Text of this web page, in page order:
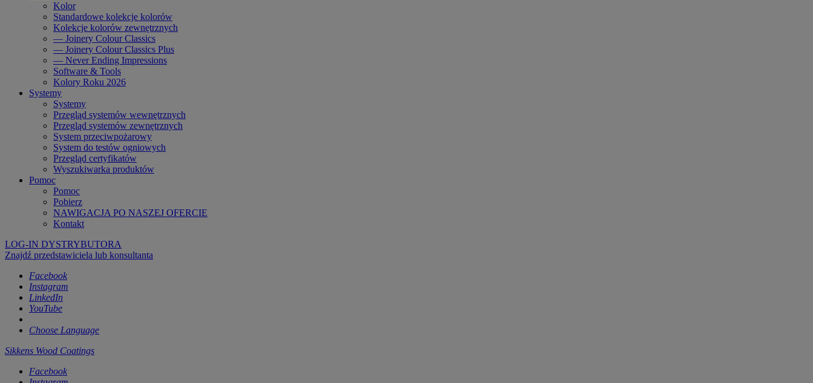
Kolor
Standardowe kolekcje kolorów
Kolekcje kolorów zewnętrznych
— Joinery Colour Classics
— Joinery Colour Classics Plus
— Never Ending Impressions
Software & Tools
Kolory Roku 2026
Systemy
Systemy
Przegląd systemów wewnętrznych
Przegląd systemów zewnętrznych
System przeciwpożarowy
System do testów ogniowych
Przegląd certyfikatów
Wyszukiwarka produktów
Pomoc
Pomoc
Pobierz
NAWIGACJA PO NASZEJ OFERCIE
Kontakt
LOG-IN DYSTRYBUTORA
Znajdź przedstawiciela lub konsultanta
Facebook
Instagram
LinkedIn
YouTube
Choose Language
Sikkens Wood Coatings
Facebook